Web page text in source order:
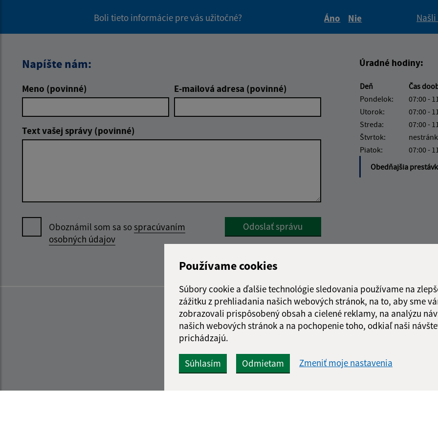
Používame cookies
Súbory cookie a ďalšie technológie sledovania používame na
zážitku z prehliadania našich webových stránok, na to, aby sme
zobrazovali prispôsobený obsah a cielené reklamy, na analýzu
našich webových stránok a na pochopenie toho, odkiaľ naši
prichádzajú.
Súhlasím Odmietam Zmeniť moje nastavenia
Boli tieto informácie pre vás užitočné?
Áno
Nie
Napíšte nám:
Meno (povinné) E-mailová adresa (povinné)
Text vašej správy (povinné)
Oboznámil som sa sospracúvaním
osobných údajov
Google reCaptcha Response
Odoslať správu
Úradné hodiny:
Deň
Čas
Pondelok:
07:00 -
Utorok:
07:00 -
Streda:
07:00 -
Štvrtok:
Piatok:
07:00 -
Obedňajšia